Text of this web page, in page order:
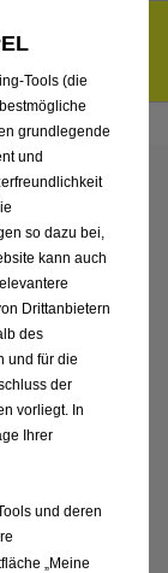
und Plug-in-
VON
Tools (die
grundlegende
und
so dazu bei,
kann auch
Drittanbietern
des
und für die
der
vorliegt. In
Ihrer
und deren
„Meine